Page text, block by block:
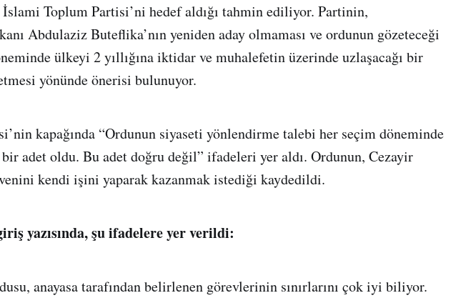
Toplum Partisi’ni hedef aldığı tahmin ediliyor. Partinin,
Abdulaziz Buteflika’nın yeniden aday olmaması ve ordunun gözeteceği
ülkeyi 2 yıllığına iktidar ve muhalefetin üzerinde uzlaşacağı bir
yönünde önerisi bulunuyor.
kapağında “Ordunun siyaseti yönlendirme talebi her seçim döneminde
adet oldu. Bu adet doğru değil” ifadeleri yer aldı. Ordunun, Cezayir
kendi işini yaparak kazanmak istediği kaydedildi.
yazısında, şu ifadelere yer verildi:
anayasa tarafından belirlenen görevlerinin sınırlarını çok iyi biliyor.